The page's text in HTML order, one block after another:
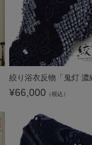
¥66,000 （税込）